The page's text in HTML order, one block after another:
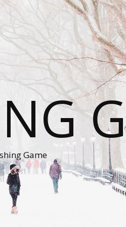
Game